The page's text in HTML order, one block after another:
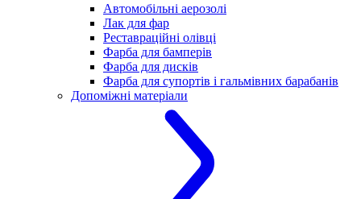
Автомобільні аерозолі
Лак для фар
Реставраційні олівці
Фарба для бамперів
Фарба для дисків
Фарба для супортів і гальмівних барабанів
Допоміжні матеріали